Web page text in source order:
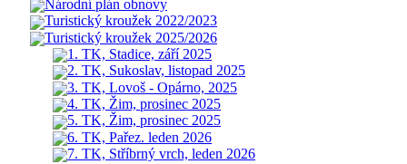
Národní plán obnovy
Turistický kroužek 2022/2023
Turistický kroužek 2025/2026
1. TK, Stadice, září 2025
2. TK, Sukoslav, listopad 2025
3. TK, Lovoš - Opárno, 2025
4. TK, Žim, prosinec 2025
5. TK, Žim, prosinec 2025
6. TK, Pařez. leden 2026
7. TK, Stříbrný vrch, leden 2026